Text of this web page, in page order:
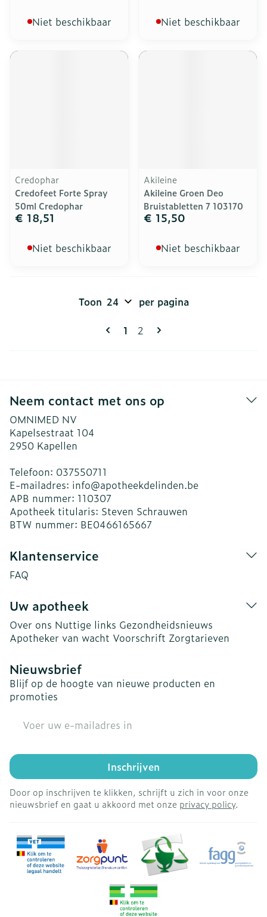
Niet beschikbaar Niet beschikbaar
Credophar
Credofeet Forte Spray
50ml Credophar
€ 18,51
Niet beschikbaar
Akileine
Akileine Groen Deo
Bruistabletten 7 103170
€ 15,50
Niet beschikbaar
Pagina's
U lees momenteel pagina
1 Pagina
2
Toon per pagina
Neem contact met ons op
OMNIMED NV
Kapelsestraat 104
2950 Kapellen
Telefoon: 037550711
E-mailadres: info@apotheekdelinden.be
APB nummer: 110307
Apotheek titularis: Steven Schrauwen
BTW nummer: BE0466165667
Klantenservice
FAQ
Uw apotheek
Over ons Nuttige links Gezondheidsnieuws
Apotheker van wacht Voorschrift Zorgtarieven
Nieuwsbrief
Blijf op de hoogte van nieuwe producten en
promoties
Inschrijven
Door op inschrijven te klikken, schrijft u zich in voor onze
nieuwsbrief en gaat u akkoord met onze privacy policy.